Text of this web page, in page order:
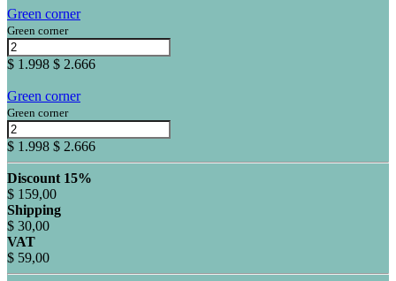
Green corner
Green corner
$ 1.998 $ 2.666
Green corner
Green corner
$ 1.998 $ 2.666
Discount 15%
$ 159,00
Shipping
$ 30,00
VAT
$ 59,00